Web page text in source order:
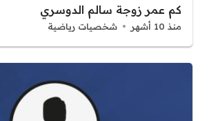
كم عمر زوجة سالم الدوسري
منذ 10 أشهر شخصيات رياضية